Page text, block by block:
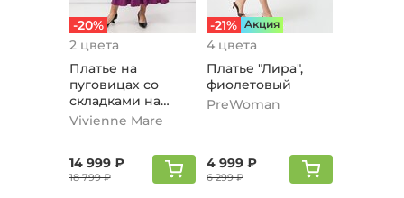
-20%
2 цвета
Платье на
пуговицах со
складками на
юбке, фиолетовый
Vivienne Mare
14 999 ₽
18 799 ₽
-21% Aкция
4 цвета
Платье "Лира",
фиолетовый
PreWoman
4 999 ₽
6 299 ₽